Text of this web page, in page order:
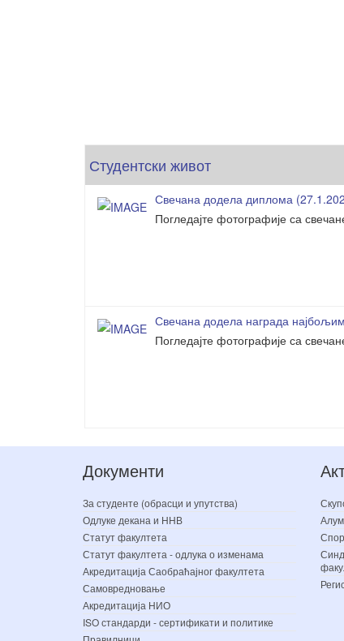
Студентски живот
Свечана додела диплома
Погледајте фотографије са
Свечана додела награда
Погледајте фотографије са
Документи
За студенте (обрасци и упутства)
Одлуке декана и ННВ
Статут факултета
Статут факултета - одлука о изменама
Акредитација Саобраћајног факултета
Самовредновање
Акредитација НИО
ISO стандарди - сертификати и политике